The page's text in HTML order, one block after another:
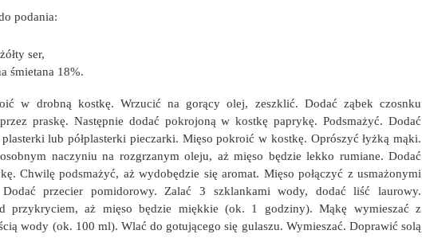
podania:
ser,
śmietana 18%.
w drobną kostkę. Wrzucić na gorący olej, zeszklić. Dodać ząbek czosnku
praskę. Następnie dodać pokrojoną w kostkę paprykę. Podsmażyć. Dodać
lub półplasterki pieczarki. Mięso pokroić w kostkę. Oprószyć łyżką mąki.
naczyniu na rozgrzanym oleju, aż mięso będzie lekko rumiane. Dodać
Chwilę podsmażyć, aż wydobędzie się aromat. Mięso połączyć z usmażonymi
Dodać przecier pomidorowy. Zalać 3 szklankami wody, dodać liść laurowy.
przykryciem, aż mięso będzie miękkie (ok. 1 godziny). Mąkę wymieszać z
wody (ok. 100 ml). Wlać do gotującego się gulaszu. Wymieszać. Doprawić solą